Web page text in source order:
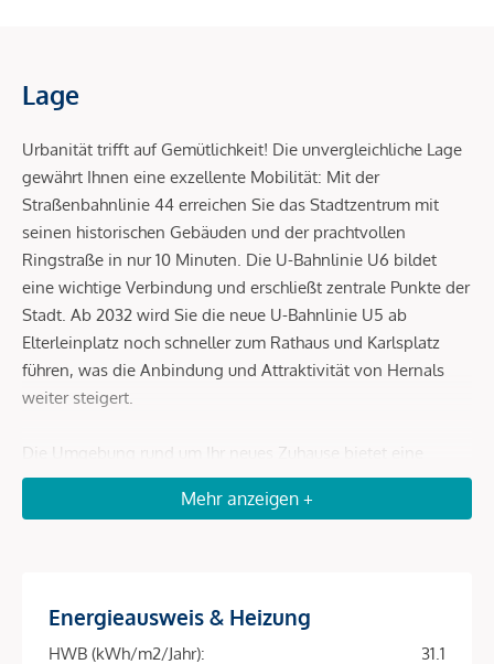
Lage
Urbanität trifft auf Gemütlichkeit! Die unvergleichliche Lage
gewährt Ihnen eine exzellente Mobilität: Mit der
Straßenbahnlinie 44 erreichen Sie das Stadtzentrum mit
seinen historischen Gebäuden und der prachtvollen
Ringstraße in nur 10 Minuten. Die U-Bahnlinie U6 bildet
eine wichtige Verbindung und erschließt zentrale Punkte der
Stadt. Ab 2032 wird Sie die neue U-Bahnlinie U5 ab
Elterleinplatz noch schneller zum Rathaus und Karlsplatz
führen, was die Anbindung und Attraktivität von Hernals
weiter steigert.
Die Umgebung rund um Ihr neues Zuhause bietet eine
einzigartige Vielfalt. Der Brunnenmarkt steht als
einzigartiger Hotspot für kulinarische Vielfalt und Aromen,
von frischem Gemüse über verschiedenste Käsesorten bis
hin zu Fisch und Fleisch reichen. Rund um das Projekt reiht
Mehr anzeigen +
Energieausweis & Heizung
HWB (kWh/m2/Jahr):
31.1